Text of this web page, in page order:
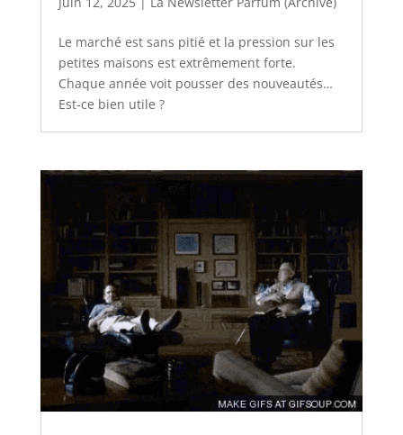
Le marché est sans pitié et la pression sur les
petites maisons est extrêmement forte.
Chaque année voit pousser des nouveautés…
Est-ce bien utile ?